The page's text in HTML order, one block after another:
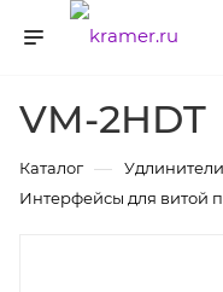
VM-2HDT
Каталог —
Интерфейсы для витой